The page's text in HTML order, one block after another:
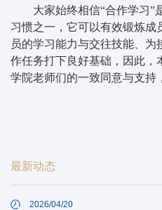
大家始终相信“合作学习”
习惯之一，它可以有效锻炼
员的学习能力与交往技能、
作任务打下良好基础，因此，
学院老师们的一致同意与支持
最新动态
2026/04/20